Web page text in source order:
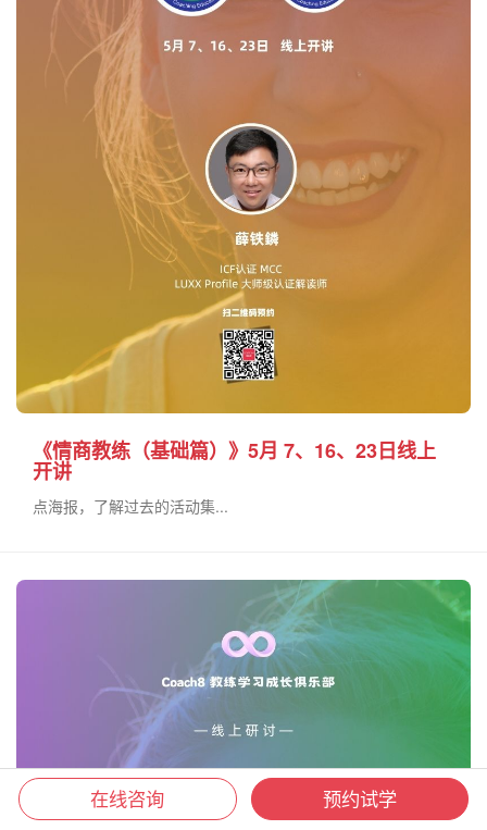
《情商教练（基础篇）》5月 7、16、23日线上
开讲
点海报，了解过去的活动集...
在线咨询 预约试学